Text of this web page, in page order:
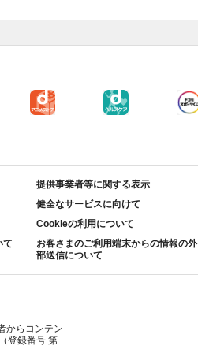
提供事業者等に関する表示
健全なサービスに向けて
Cookieの利用について
て
お客さまのご利用端末からの情報の外
部送信について
からコンテン
登録番号 第